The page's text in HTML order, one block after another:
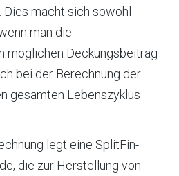
macht sich sowohl
man die
möglichen Deckungsbeitrag
bei der Berechnung der
gesamten Lebenszyklus
legt eine SplitFin-
die zur Herstellung von